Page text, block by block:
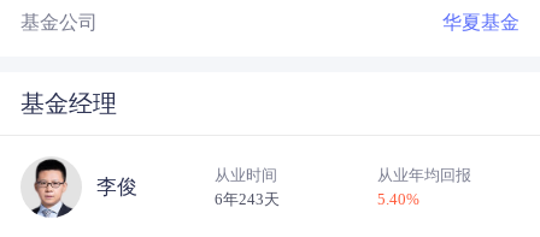
基金公司 华夏基金
基金经理
李俊
从业时间
6年243天
从业年均回报
5.40%